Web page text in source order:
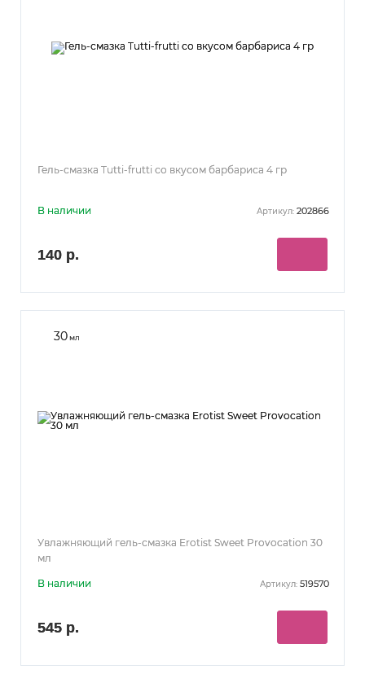
Гель-смазка Tutti-frutti со вкусом барбариса 4 гр
В наличии Артикул: 202866
140 р.
30мл
Увлажняющий гель-смазка Erotist Sweet Provocation 30
мл
В наличии Артикул: 519570
545 р.